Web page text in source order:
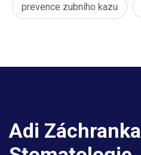
prevence zubního kazu
Adi Záchranka